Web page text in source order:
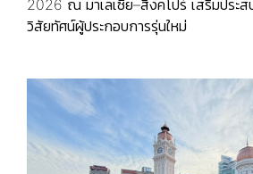
2026 ณ มาเลเซีย–สิงคโปร์ เสริมประ
วิสัยทัศน์ผู้ประกอบการรุ่นใหม่